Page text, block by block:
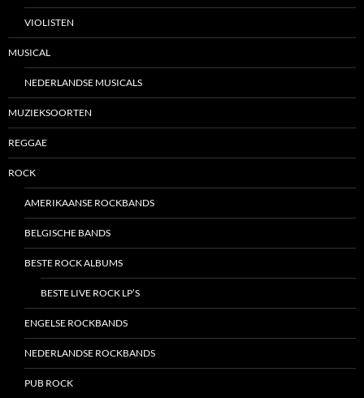
VIOLISTEN
MUSICAL
NEDERLANDSE MUSICALS
MUZIEKSOORTEN
REGGAE
ROCK
AMERIKAANSE ROCKBANDS
BELGISCHE BANDS
BESTE ROCK ALBUMS
BESTE LIVE ROCK LP’S
ENGELSE ROCKBANDS
NEDERLANDSE ROCKBANDS
PUB ROCK